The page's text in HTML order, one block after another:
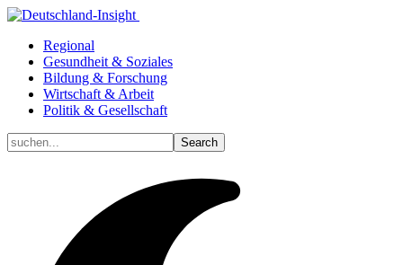
Regional
Gesundheit & Soziales
Bildung & Forschung
Wirtschaft & Arbeit
Politik & Gesellschaft